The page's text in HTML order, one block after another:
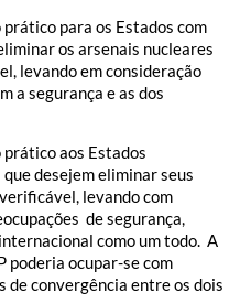
para os Estados com
os arsenais nucleares
levando em consideração
a segurança e as dos
aos Estados
desejem eliminar seus
levando com
de segurança,
como um todo. A
poderia ocupar-se com
de convergência entre os dois